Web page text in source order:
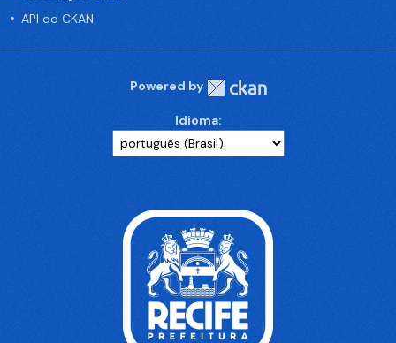
API do CKAN
Powered by
Idioma